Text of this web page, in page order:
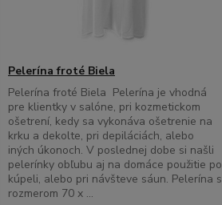
Pelerína froté Biela
Pelerína froté Biela Pelerína je vhodná
pre klientky v salóne, pri kozmetickom
ošetrení, kedy sa vykonáva ošetrenie na
krku a dekolte, pri depiláciách, alebo
iných úkonoch. V poslednej dobe si našli
pelerínky obľubu aj na domáce použitie po
kúpeli, alebo pri návšteve sáun. Pelerína s
rozmerom 70 x ...